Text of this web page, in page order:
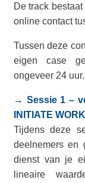
De track
online contact
Tussen deze
eigen case
ongeveer 24 uur.
→ Sessie 1 –
INITIATE
Tijdens deze
deelnemers
dienst van je
lineaire